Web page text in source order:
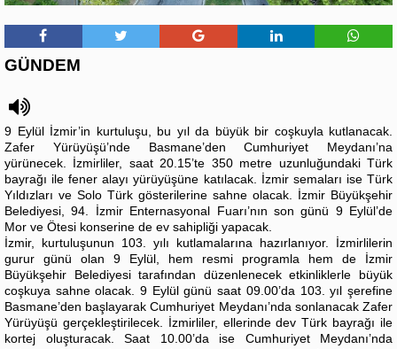
GÜNDEM
9 Eylül İzmir’in kurtuluşu, bu yıl da büyük bir coşkuyla kutlanacak.
Zafer Yürüyüşü’nde Basmane’den Cumhuriyet Meydanı’na
yürünecek. İzmirliler, saat 20.15’te 350 metre uzunluğundaki Türk
bayrağı ile fener alayı yürüyüşüne katılacak. İzmir semaları ise Türk
Yıldızları ve Solo Türk gösterilerine sahne olacak. İzmir Büyükşehir
Belediyesi, 94. İzmir Enternasyonal Fuarı’nın son günü 9 Eylül’de
Mor ve Ötesi konserine de ev sahipliği yapacak.
İzmir, kurtuluşunun 103. yılı kutlamalarına hazırlanıyor. İzmirlilerin
gurur günü olan 9 Eylül, hem resmi programla hem de İzmir
Büyükşehir Belediyesi tarafından düzenlenecek etkinliklerle büyük
coşkuya sahne olacak. 9 Eylül günü saat 09.00’da 103. yıl şerefine
Basmane’den başlayarak Cumhuriyet Meydanı’nda sonlanacak Zafer
Yürüyüşü gerçekleştirilecek. İzmirliler, ellerinde dev Türk bayrağı ile
kortej oluşturacak. Saat 10.00’da ise Cumhuriyet Meydanı’nda